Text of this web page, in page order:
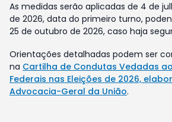
As medidas serão aplicadas de 4 de
de 2026, data do primeiro turno,
25 de outubro de 2026, caso haja
Orientações detalhadas podem ser
na Cartilha de Condutas Vedadas
Federais nas Eleições de 2026,
Advocacia-Geral da União.